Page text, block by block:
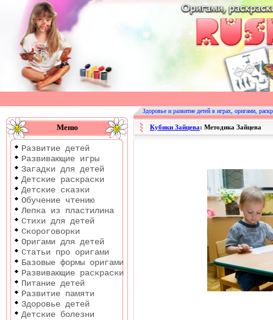
Оригами
|
Раскраски
Развитие
детей
Меню
Развитие детей
Развивающие игры
Загадки для детей
Детские раскраски
Детские сказки
Обучение чтению
Лепка из пластилина
Стихи для детей
Скороговорки
Оригами для детей
Статьи про оригами
Базовые формы оригами
Развивающие раскраски
Питание детей
Развитие памяти
Здоровье детей
Детские болезни
Здоровье и развитие детей в играх, оригами,
Кубики Зайцева: Методика Зайцева